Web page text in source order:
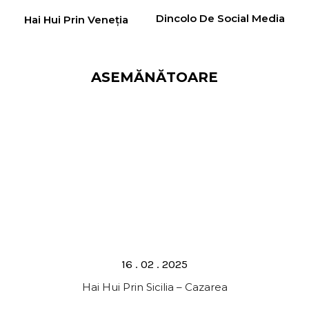
Hai Hui Prin Veneția Dincolo De Social Media
ASEMĂNĂTOARE
Posted
on
16 . 02 . 2025
Hai Hui Prin Sicilia – Cazarea